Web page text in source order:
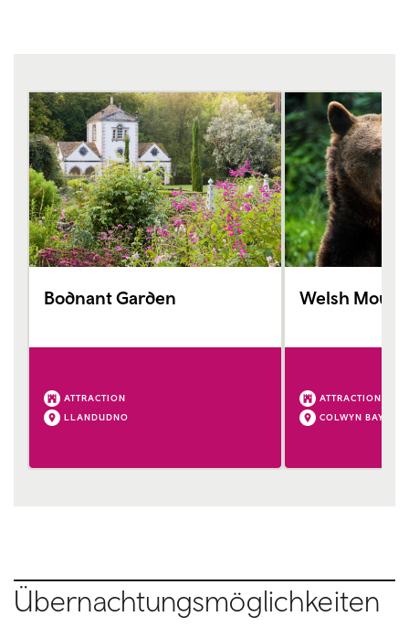
Bodnant Garden
ATTRACTION
LLANDUDNO
Welsh
ATTRACTION
COLWYN BAY
Übernachtungsmöglichkeiten